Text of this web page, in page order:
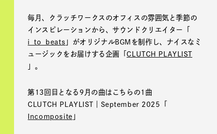
毎月、クラッチワークスのオフィスの雰囲気と季節の
インスピレーションから、サウンドクリエイター「
i_to_beats 」がオリジナルBGMを制作し、ナイスなミ
ュージックをお届けする企画「 CLUTCH PLAYLIST
」。
第13回目となる9月の曲はこちらの1曲
CLUTCH PLAYLIST｜September 2025「
Incomposite 」